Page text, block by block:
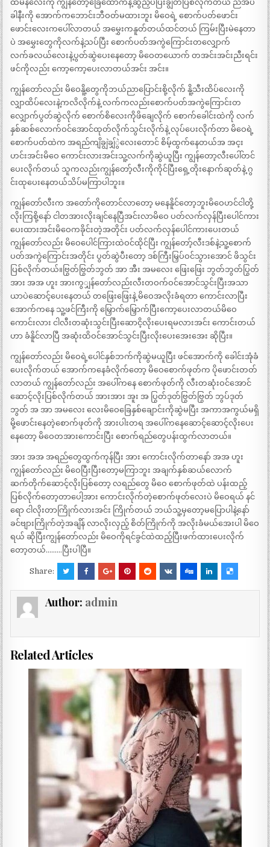
ထမိန်လေးကို ကျွန်တော့်ခြေထောက်နဲ့ဆွဲညှပ်ပြီးချွတ်ပြစ်လိုက်တယ် ညအိပ်
ခါနီးကို အောက်ကဘောင်းဘီဝတ်မထားဘူး မိဝေရဲ့ စောက်ပတ်ဖောင်း
ဖောင်းလေးကပေါ်လာတယ် အမွှေးကနူတ်တယ်ထင်တယ် ကြမ်းပြီးမဲနေတာ
ပဲ အမွှေးတွေကိုလက်နဲ့သပ်ပြီး စောက်ပတ်အကွဲကြောင်းတလျှောက်
လက်ခလယ်လေးနဲ့ပွတ်ဆွဲပေးနေတော့ မိဝေတယောက် တအင်းအင်းညီးရင်း
ဖင်ကိုလည်း ကော့ကော့ပေးလာတယ်အင်း အင်း။
ကျွန်တော်လည်း မိဝေနိူ့တွေကိုဘယ်ညာပြောင်းစို့လိုက် နိူ့သီးထိပ်လေးကို
လျှာထိပ်လေးနဲ့ကလိလိုက်နဲ့ လက်ကလည်းစောက်ပတ်အကွဲကြောင်းတ
လျှောက်ပွတ်ဆွဲလိုက် စောက်စိလေးကိုဖိချေလိုက် စောက်ခေါင်းထဲကို လက်
နှစ်ဆစ်လောက်ဝင်အောင်ထုတ်လိုက်သွင်းလိုက်နဲ့ လုပ်ပေးလိုက်တာ မိဝေရဲ့
စောက်ပတ်ထဲက အရည်ကျိချွဲချှ်ွဲလေးတောင် စိမ့်ထွက်နေတယ်အ အင့း
ဟင်းအင်းမိဝေ ကောင်းလားအင်းသူ့လက်ကိုဆွဲယူပြီး ကျွန်တော့လီးပေါ်တင်
ပေးလိုက်တယ် သူကလည်းကျွန်တော့်လီးကိုကိုင်ပြီးရှေ့တိုးနောက်ဆုတ်နဲ့ ဂွ
င်းထုပေးနေတယ်သိပ်မကြာပါဘူး။
ကျွန်တော်လီးက အတော်ကိုတောင်လာတော့ မနေနိူင်တော့ဘူးမိဝေဟင်ငါတို့
လိုးကြစို့နော် ငါတအားလိုးချင်နေပြီအင်းလာမိဝေ ပတ်လက်လှန်ပြီးပေါင်ကား
ပေးထားအင်းမိဝေကခိုင်းတဲ့အတိုင်း ပတ်လက်လှန်ပေါင်ကားပေးတယ်
ကျွန်တော်လည်း မိဝေပေါင်ကြားထဲဝင်ထိုင်ပြီး ကျွန်တော့်လီးဒစ်နဲ့သူ့စောက်
ပတ်အကွဲကြောင်းအတိုင်း ပွတ်ဆွဲပီးတော့ ဒစ်ကြီးမြှပ်ဝင်သွားအောင် ဖိသွင်း
ပြစ်လိုက်တယ်။ဗြွတ်ဗြွတ်ဘွတ် အာ အီး အမလေး ဖြေးဖြေး ဘွတ်ဘွတ်ပြွတ်
အား အအ ဟူး အားကွျှန်တော်လည်းလီးတဝက်ဝင်အောင်သွင်းပြီးအသာ
ယာပဲဆောင့်ပေးနေတယ် တဖြေးဖြေးနဲ့ မိဝေအလိုးခံရတာ ကောင်းလာပြီး
အောက်ကနေ သူ့ဖင်ကြီးကို မြှောက်မြှောက်ပြီးကော့ပေးလာတယ်မိဝေ
ကောင်းလား ငါလီးတဆုံးသွင်းပြီးဆောငိ့လိုးပေးရမလားအင်း ကောင်းတယ်
ဟာ ခံနိူင်လာပြီ အဆုံးထိဝင်အောင်သွင်းပြီးလိုးပေးအေးအေး ဆိုပြီး။
ကျွန်တော်လည်း မိဝေရဲ့ပေါင်နှစ်ဘက်ကိုဆွဲမယူပြီး ဖင်အောက်ကို ခေါင်းအုံခံ
ပေးလိုက်တယ် အောက်ကနေခံလိုက်တော့ မိဝေစောက်ဖုတ်က ပိုဖောင်းတတ်
လာတယ် ကျွန်တော်လည်း အပေါ်ကနေ စောက်ဖုတ်ကို လီးတဆုံးဝင်အောင်
ဆောင့်လိုးပြစ်လိုက်တယ် အားအား အူး အ ပြွတ်ဒုတ်ဗြွတ်ဗြွတ် ဘွပ်ဒုတ်
ဘွတ် အ အာ အမလေး လေးမိဝေခြေနှစ်ချောင်းကိုဆွဲမပြီး အကာအကွယ်မရှိ
မို့ဖောင်းနေတဲ့စောက်ဖုတ်ကို အားပါးတရ အပေါ်ကနေဆောင့်ဆောင့်လိုးပေး
နေတော့ မိဝေတအားကောင်းပြီး စောက်ရည်တွေပန်းထွက်လာတယ်။
အား အအ အရည်တွေထွက်ကုန်ပြီး အား ကောင်းလိုက်တာနော် အအ ဟူး
ကျွန်တော်လည်း မိဝေပြီးပြီးတော့မကြာဘူး အချက်နှစ်ဆယ်လောက်
ဆက်တိုက်ဆောင့်လိုးပြစ်တော့ လရည်တွေ မိဝေ စောက်ဖုတ်ထဲ ပန်းထည့်
ပြစ်လိုက်တော့တာပေါ့အား ကောင်းလိုက်တဲ့စောက်ဖုတ်လေးပဲ မိဝေရယ် နင်
ရော ငါလိုးတာကြိုက်လားအင်း ကြိုက်တယ် ဘယ်သူ့မှတော့မပြောပါနဲ့နော်
ခင်ဗျားကြိုက်တဲ့အချိန် လာလိုးလှည့် စိတ်ကြိုက်ကို အလိုးခံမယ်အေးပါ မိဝေ
ရယ် ဆိုပြီးကျွန်တော်လည်း မိဝေကိုရင်ခွင်ထဲထည့်ပြီးဖက်ထားပေးလိုက်
တော့တယ်………ပြီးပါပြီ။
Share:
Author: admin
Related Articles